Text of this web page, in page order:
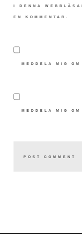
I DENNA
EN KOMMENTAR.
MEDDELA MIG
MEDDELA MIG